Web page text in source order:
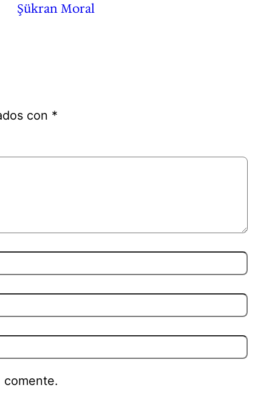
Şükran Moral
con *
comente.